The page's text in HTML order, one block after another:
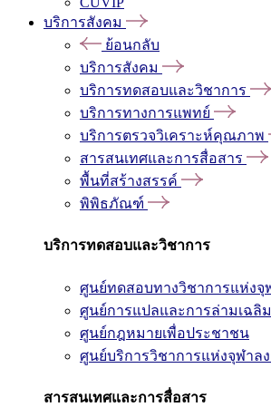
บริการสังคม
ย้อนกลับ
บริการสังคม
บริการทดสอบและวิชาการ
บริการทางการแพทย์
บริการตรวจวิเคราะห์คุณภาพ
สารสนเทศและการสื่อสาร
พื้นที่สร้างสรรค์
พิพิธภัณฑ์
บริการทดสอบและวิชาการ
ศูนย์ทดสอบทางวิชาการแห่งจุ
ศูนย์การแปลและการล่ามเฉลิ
ศูนย์กฎหมายเพื่อประชาชน
ศูนย์บริการวิชาการแห่งจุฬาล
สารสนเทศและการสื่อสาร